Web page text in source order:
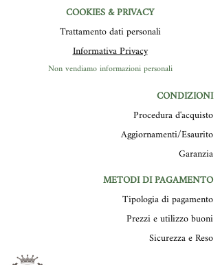
COOKIES & PRIVACY
Trattamento dati personali
Informativa Privacy
Non vendiamo informazioni personali
CONDIZIONI
Procedura d'acquisto
Aggiornamenti/Esaurito
Garanzia
METODI DI PAGAMENTO
Tipologia di pagamento
Prezzi e utilizzo buoni
Sicurezza e Reso